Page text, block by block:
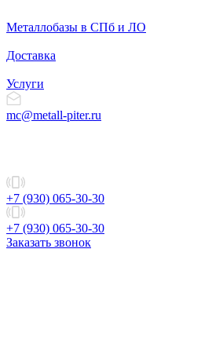
Металлобазы в СПб и ЛО
Доставка
Услуги
mc@metall-piter.ru
+7 (930) 065-30-30
+7 (930) 065-30-30
Заказать звонок